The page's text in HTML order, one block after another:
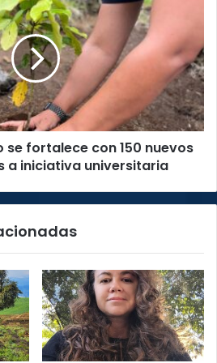
se fortalece con 150 nuevos
a iniciativa universitaria